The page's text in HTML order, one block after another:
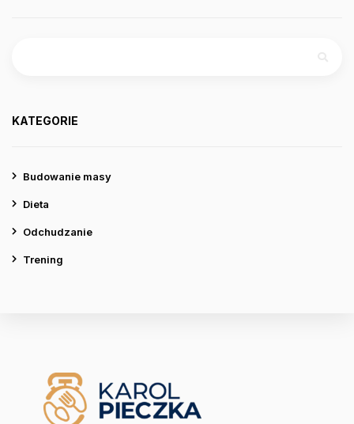
KATEGORIE
Budowanie masy
Dieta
Odchudzanie
Trening